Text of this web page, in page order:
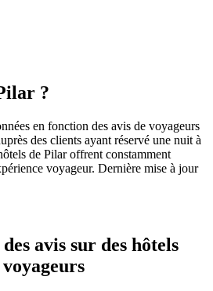
?
en fonction des avis de voyageurs
des clients ayant réservé une nuit à
de Pilar offrent constamment
voyageur. Dernière mise à jour
avis sur des hôtels